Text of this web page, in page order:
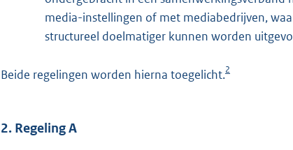
media-instellingen of met mediabedrijven,
structureel doelmatiger kunnen worden
Beide regelingen worden hierna toegelicht.2
2. Regeling A